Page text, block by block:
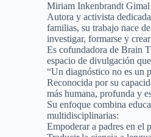
Miriam Inkenbrandt Gimal
Autora y activista
familias, su trabajo nace
investigar, formarse y
Es cofundadora de Brain
espacio de divulgación
“Un diagnóstico no es un
Reconocida por su
más humana, profunda y
Su enfoque combina
multidisciplinarias:
Empoderar a padres en el